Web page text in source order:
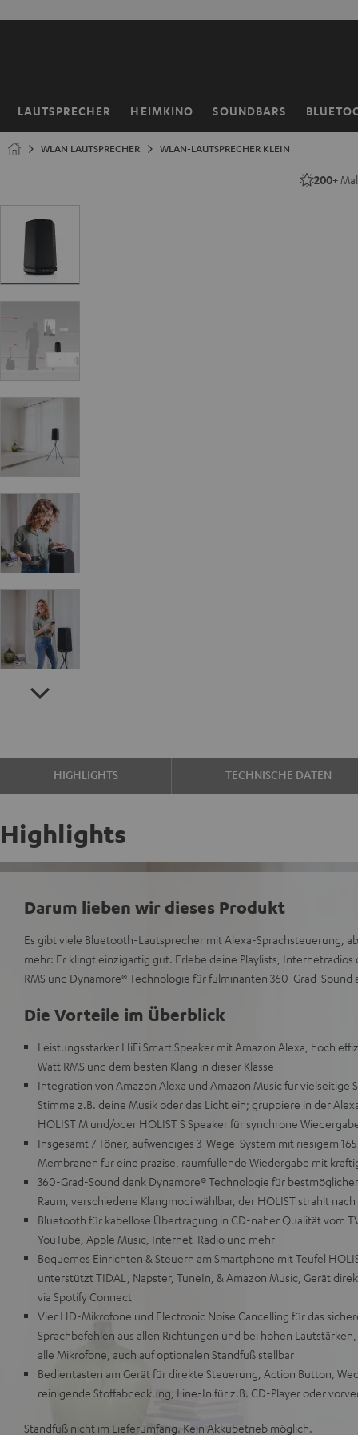
LAUTSPRECHER HEIMKINO SOUNDBARS
Startseite
WLAN LAUTSPRECHER WLAN-LAUTSPRECHER KLEIN
200+
HIGHLIGHTS TECHNISCHE DATEN
Highlights
Darum lieben wir dieses Produkt
Es gibt viele Bluetooth-Lautsprecher mit Alexa-Sprachsteuerung,
mehr: Er klingt einzigartig gut. Erlebe deine Playlists, Internetradios
RMS und Dynamore® Technologie für fulminanten 360-Grad-Sound
Die Vorteile im Überblick
Leistungsstarker HiFi Smart Speaker mit Amazon Alexa, hoch
Watt RMS und dem besten Klang in dieser Klasse
Integration von Amazon Alexa und Amazon Music für vielseitige
Stimme z.B. deine Musik oder das Licht ein; gruppiere in der
HOLIST M und/oder HOLIST S Speaker für synchrone
Insgesamt 7 Töner, aufwendiges 3-Wege-System mit riesigem
Membranen für eine präzise, raumfüllende Wiedergabe mit
360-Grad-Sound dank Dynamore® Technologie für
Raum, verschiedene Klangmodi wählbar, der HOLIST strahlt
Bluetooth für kabellose Übertragung in CD-naher Qualität vom
YouTube, Apple Music, Internet-Radio und mehr
Bequemes Einrichten & Steuern am Smartphone mit Teufel
unterstützt TIDAL, Napster, TuneIn, & Amazon Music, Gerät
via Spotify Connect
Vier HD-Mikrofone und Electronic Noise Cancelling für das
Sprachbefehlen aus allen Richtungen und bei hohen
alle Mikrofone, auch auf optionalen Standfuß stellbar
Bedientasten am Gerät für direkte Steuerung, Action Button,
reinigende Stoffabdeckung, Line-In für z.B. CD-Player oder
Standfuß nicht im Lieferumfang. Kein Akkubetrieb möglich.